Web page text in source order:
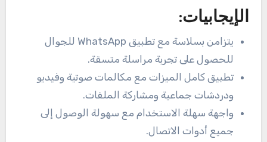
الإيجابيات:
يتزامن بسلاسة مع تطبيق WhatsApp للجوال
للحصول على تجربة مراسلة متسقة.
تطبيق كامل الميزات مع مكالمات صوتية وفيديو
ودردشات جماعية ومشاركة الملفات.
واجهة سهلة الاستخدام مع سهولة الوصول إلى
جميع أدوات الاتصال.